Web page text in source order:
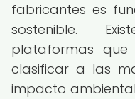
fabricantes es
sostenible.
plataformas
clasificar a las
impacto